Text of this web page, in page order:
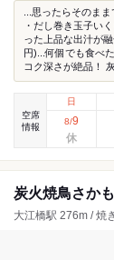
...思ったらそのま
・だし巻き玉子い
った上品な出汁が
円)...何個でも食べ
コク深さが絶品！
空席
情報
日
8/9
炭火焼鳥さか
大江橋駅 276m / 焼